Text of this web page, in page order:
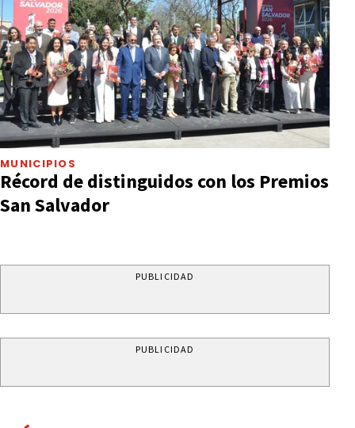
MUNICIPIOS
Récord de distinguidos con los Premios
San Salvador
PUBLICIDAD
PUBLICIDAD